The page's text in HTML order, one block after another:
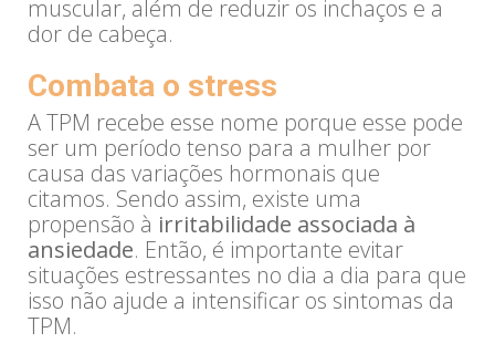
muscular, além de reduzir os inchaços e a
dor de cabeça.
Combata o stress
A TPM recebe esse nome porque esse pode
ser um período tenso para a mulher por
causa das variações hormonais que
citamos. Sendo assim, existe uma
propensão à irritabilidade associada à
ansiedade. Então, é importante evitar
situações estressantes no dia a dia para que
isso não ajude a intensificar os sintomas da
TPM.